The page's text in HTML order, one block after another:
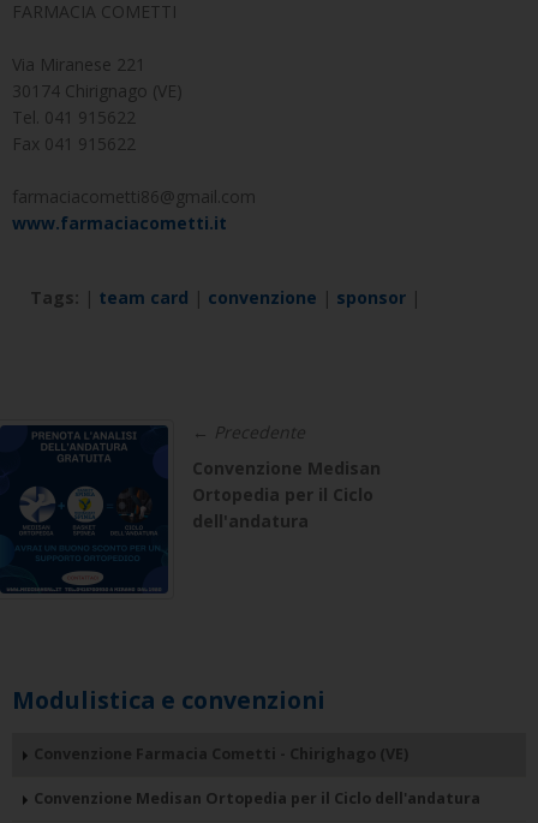
FARMACIA COMETTI
Via Miranese 221
30174 Chirignago (VE)
Tel. 041 915622
Fax 041 915622
farmaciacometti86@gmail.com
www.farmaciacometti.it
Tags: | team card | convenzione | sponsor |
← Precedente
Convenzione Medisan
Ortopedia per il Ciclo
dell'andatura
Modulistica e convenzioni
Convenzione Farmacia Cometti - Chirighago (VE)
Convenzione Medisan Ortopedia per il Ciclo dell'andatura